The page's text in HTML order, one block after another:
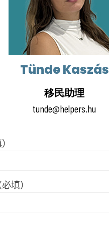
Tünde Kaszás
移民助理
tunde@helpers.hu
填）